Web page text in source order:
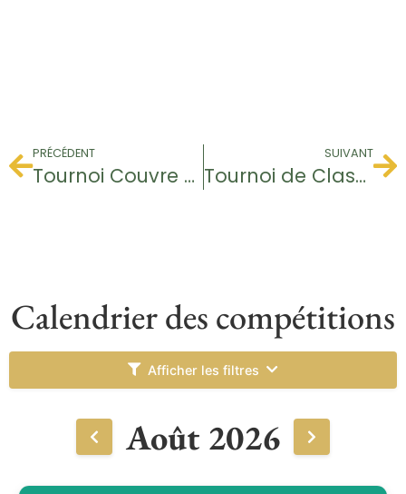
PRÉCÉDENT
Tournoi Couvre Feu
SUIVANT
Tournoi de Classement
Calendrier des compétitions
Afficher les filtres
Août 2026